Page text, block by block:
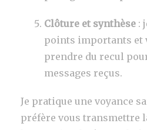
Clôture et synthèse :
points importants et
prendre du recul
messages reçus.
Je pratique une voyance
préfère vous transmettre